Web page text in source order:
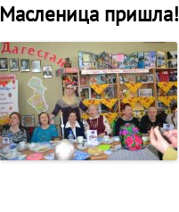
Масленица пришла!